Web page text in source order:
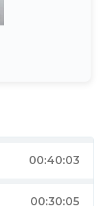
00:40:03
00:30:05